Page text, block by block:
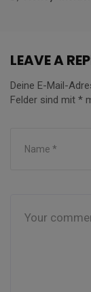
LEAVE A
Deine E-Mail-
Felder sind mit *